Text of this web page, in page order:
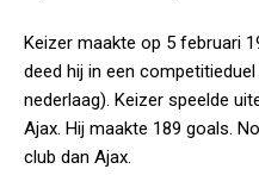
Keizer maakte op 5 februari
deed hij in een
nederlaag). Keizer speelde
Ajax. Hij maakte 189 goals.
club dan Ajax.